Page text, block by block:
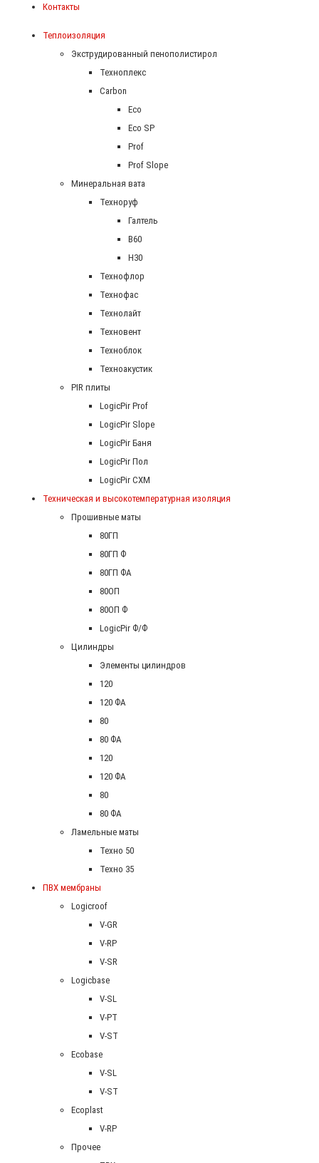
Контакты
Теплоизоляция
Экструдированный пенополистирол
Техноплекс
Carbon
Eco
Eco SP
Prof
Prof Slope
Минеральная вата
Техноруф
Галтель
В60
Н30
Технофлор
Технофас
Технолайт
Техновент
Техноблок
Техноакустик
PIR плиты
LogicPir Prof
LogicPir Slope
LogicPir Баня
LogicPir Пол
LogicPir СХМ
Техническая и высокотемпературная изоляция
Прошивные маты
80ГП
80ГП Ф
80ГП ФА
80ОП
80ОП Ф
LogicPir Ф/Ф
Цилиндры
Элементы цилиндров
120
120 ФА
80
80 ФА
120
120 ФА
80
80 ФА
Ламельные маты
Техно 50
Техно 35
ПВХ мембраны
Logicroof
V-GR
V-RP
V-SR
Logicbase
V-SL
V-PT
V-ST
Ecobase
V-SL
V-ST
Ecoplast
V-RP
Прочее